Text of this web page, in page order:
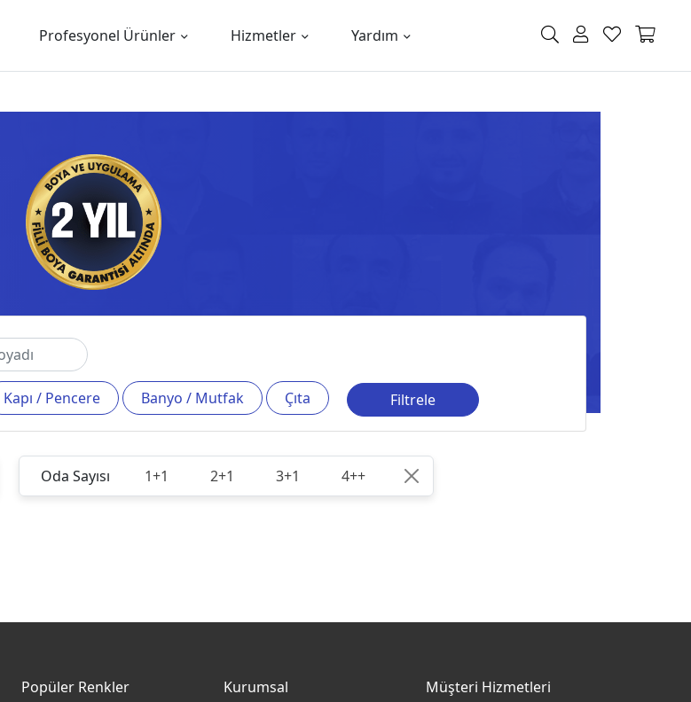
Profesyonel Ürünler Hizmetler Yardım
Kapı / Pencere Banyo / Mutfak Çıta Filtrele
Oda Sayısı 1+1 2+1 3+1 4++
Popüler Renkler Kurumsal Müşteri Hizmetleri